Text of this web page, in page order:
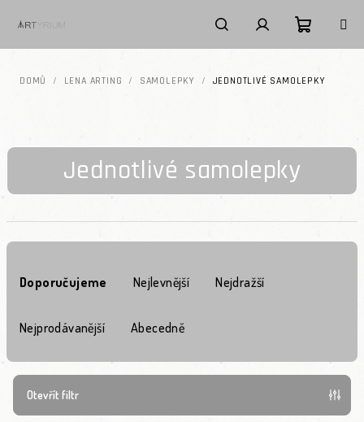
Hledat PřihlášeníNákupní
DOMŮ / LENA ARTING / SAMOLEPKY / JEDNOTLIVÉ SAMOLEPKY
Jednotlivé samolepky
Doporučujeme Nejlevnější Nejdražší
Nejprodávanější Abecedně
Otevřít filtr